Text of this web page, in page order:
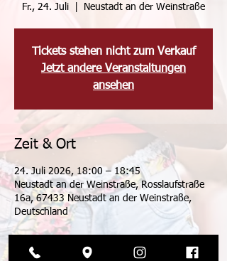
Fr., 24. Juli Neustadt an der Weinstraße
Tickets stehen nicht zum Verkauf
Jetzt andere Veranstaltungen
ansehen
Zeit & Ort
24. Juli 2026, 18:00 – 18:45
Neustadt an der Weinstraße, Rosslaufstraße
16a, 67433 Neustadt an der Weinstraße,
Deutschland